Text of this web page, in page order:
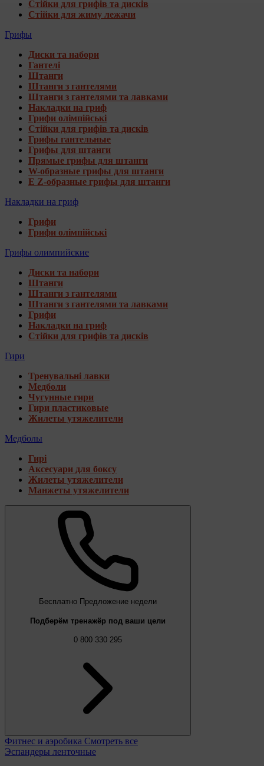
Стійки для грифів та дисків
Стійки для жиму лежачи
Грифы
Диски та набори
Гантелі
Штанги
Штанги з гантелями
Штанги з гантелями та лавками
Накладки на гриф
Грифи олімпійські
Стійки для грифів та дисків
Грифы гантельные
Грифы для штанги
Прямые грифы для штанги
W-образные грифы для штанги
E Z-образные грифы для штанги
Накладки на гриф
Грифи
Грифи олімпійські
Грифы олимпийские
Диски та набори
Штанги
Штанги з гантелями
Штанги з гантелями та лавками
Грифи
Накладки на гриф
Стійки для грифів та дисків
Гири
Тренувальні лавки
Медболи
Чугунные гири
Гири пластиковые
Жилеты утяжелители
Медболы
Гирі
Аксесуари для боксу
Жилеты утяжелители
Манжеты утяжелители
Бесплатно Предложение недели
Подберём тренажёр под ваши цели
0 800 330 295
Фитнес и аэробика Смотреть все
Эспандеры ленточные